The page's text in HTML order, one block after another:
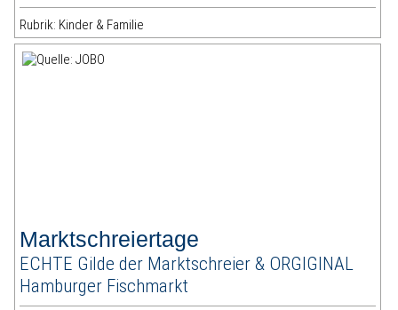
Rubrik: Kinder & Familie
Marktschreiertage
ECHTE Gilde der Marktschreier & ORGIGINAL
Hamburger Fischmarkt